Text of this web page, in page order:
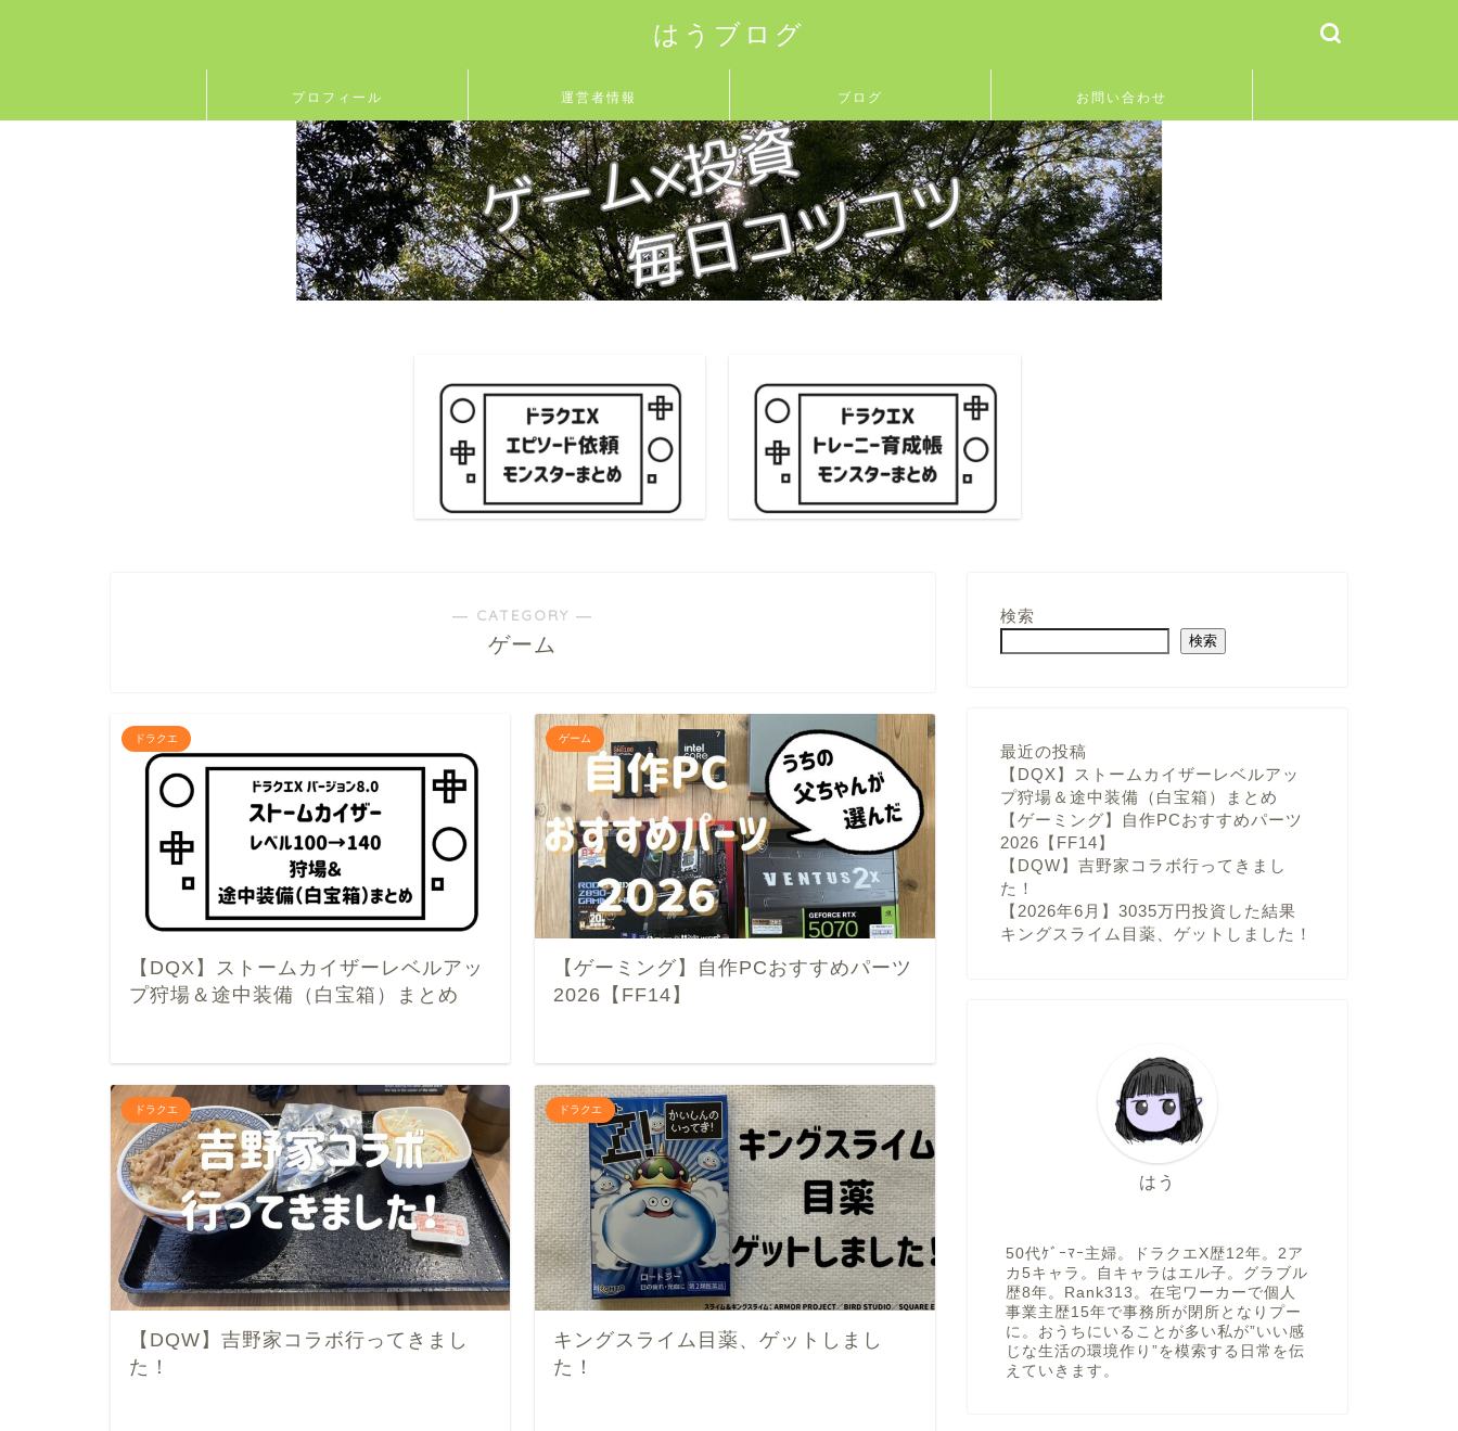
はうブログ
プロフィール 運営者情報 ブログ お問い合わせ
― CATEGORY ―
ゲーム
ドラクエ
【DQX】ストームカイザーレベルアッ
プ狩場＆途中装備（白宝箱）まとめ
ゲーム
【ゲーミング】自作PCおすすめパーツ
2026【FF14】
ドラクエ
【DQW】吉野家コラボ行ってきまし
た！
ドラクエ
キングスライム目薬、ゲットしまし
た！
検索
検索
最近の投稿
【DQX】ストームカイザーレベルアッ
プ狩場＆途中装備（白宝箱）まとめ
【ゲーミング】自作PCおすすめパーツ
2026【FF14】
【DQW】吉野家コラボ行ってきまし
た！
【2026年6月】3035万円投資した結果
キングスライム目薬、ゲットしました！
はう
50代ｹﾞｰﾏｰ主婦。ドラクエX歴12年。2ア
カ5キャラ。自キャラはエル子。グラブル
歴8年。Rank313。在宅ワーカーで個人
事業主歴15年で事務所が閉所となりプー
に。おうちにいることが多い私が”いい感
じな生活の環境作り”を模索する日常を伝
えていきます。